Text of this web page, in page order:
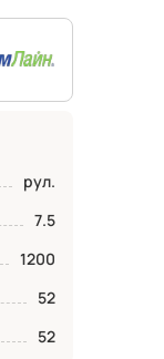
рул.
7.5
1200
52
52